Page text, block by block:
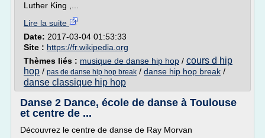
Luther King ,...
Lire la suite
Date: 2017-03-04 01:53:33
Site : https://fr.wikipedia.org
Thèmes liés : musique de danse hip hop / cours d hip
hop / pas de danse hip hop break / danse hip hop break /
danse classique hip hop
Danse 2 Dance, école de danse à Toulouse
et centre de ...
Découvrez le centre de danse de Ray Morvan